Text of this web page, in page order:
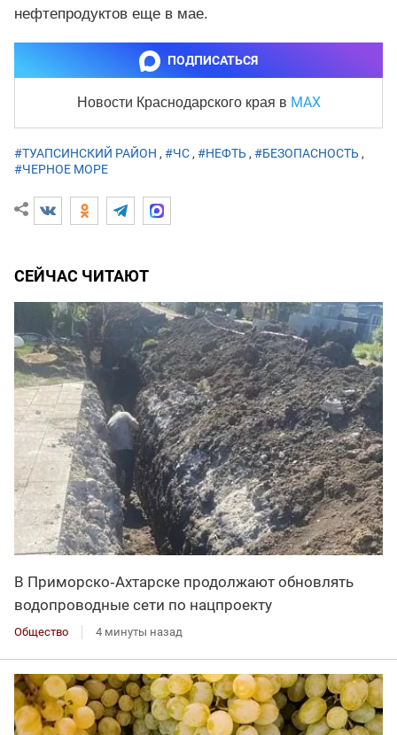
нефтепродуктов еще в мае.
ПОДПИСАТЬСЯ
Новости Краснодарского края в MAX
#ТУАПСИНСКИЙ РАЙОН , #ЧС , #НЕФТЬ , #БЕЗОПАСНОСТЬ ,
#ЧЕРНОЕ МОРЕ
СЕЙЧАС ЧИТАЮТ
В Приморско‑Ахтарске продолжают обновлять
водопроводные сети по нацпроекту
Общество 4 минуты назад